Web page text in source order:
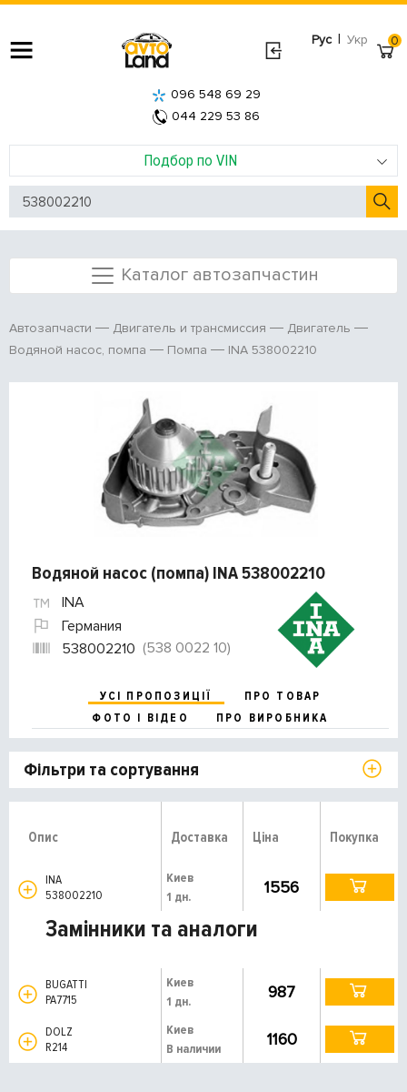
Рус | Укр
Подбор по VIN
096 548 69 29
044 229 53 86
0
Каталог автозапчастин
Автозапчасти Двигатель и трансмиссия
Двигатель
Водяной насос, помпа
Помпа INA 538002210
Водяной насос (помпа) INA 538002210
INA
Германия
538002210 (538 0022 10)
УСІ ПРОПОЗИЦІЇ
ПРО ТОВАР
ФОТО І ВІДЕО
ПРО ВИРОБНИКА
Фільтри та сортування
Опис Доставка Ціна Покупка
INA
538002210
Киев
1 дн.
1556
Замінники та аналоги
BUGATTI
PA7715
Киев
1 дн.
987
DOLZ
R214
Киев
В наличии
1160